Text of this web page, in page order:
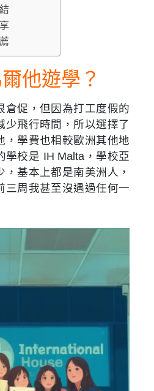
他遊學？
倉促，但因為打工度假的
少飛行時間，所以選擇了
，學費也相較歐洲其他地
學校是 IH Malta，學校亞
基本上都是南美洲人，
三周我甚至沒遇過任何一